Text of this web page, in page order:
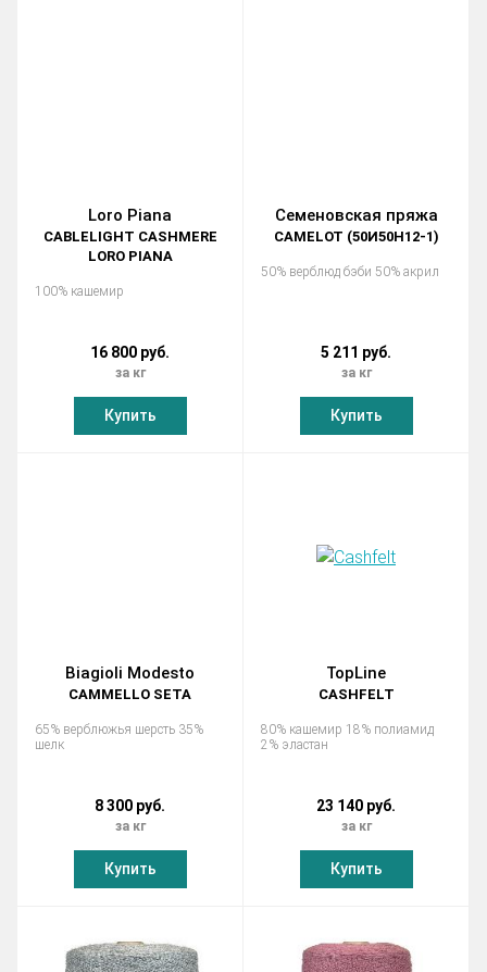
Loro Piana
CABLELIGHT CASHMERE
LORO PIANA
100% кашемир
16 800 руб.
за кг
Купить
Семеновская пряжа
CAMELOT (50И50Н12-1)
50% верблюд бэби 50% акрил
5 211 руб.
за кг
Купить
Biagioli Modesto
CAMMELLO SETA
65% верблюжья шерсть 35%
шелк
8 300 руб.
за кг
Купить
TopLine
CASHFELT
80% кашемир 18% полиамид
2% эластан
23 140 руб.
за кг
Купить